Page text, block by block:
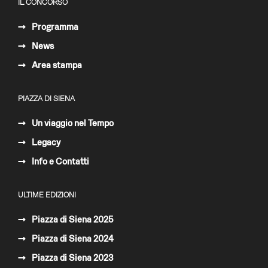
IL CONCORSO
Programma
News
Area stampa
PIAZZA DI SIENA
Un viaggio nel Tempo
Legacy
Info e Contatti
ULTIME EDIZIONI
Piazza di Siena 2025
Piazza di Siena 2024
Piazza di Siena 2023